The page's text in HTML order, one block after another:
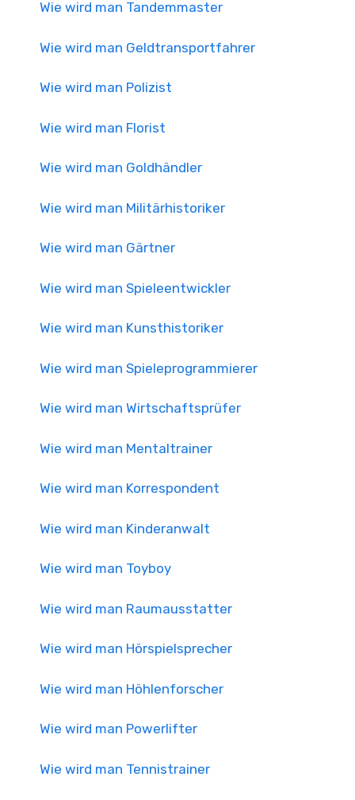
Wie wird man Tandemmaster
Wie wird man Geldtransportfahrer
Wie wird man Polizist
Wie wird man Florist
Wie wird man Goldhändler
Wie wird man Militärhistoriker
Wie wird man Gärtner
Wie wird man Spieleentwickler
Wie wird man Kunsthistoriker
Wie wird man Spieleprogrammierer
Wie wird man Wirtschaftsprüfer
Wie wird man Mentaltrainer
Wie wird man Korrespondent
Wie wird man Kinderanwalt
Wie wird man Toyboy
Wie wird man Raumausstatter
Wie wird man Hörspielsprecher
Wie wird man Höhlenforscher
Wie wird man Powerlifter
Wie wird man Tennistrainer